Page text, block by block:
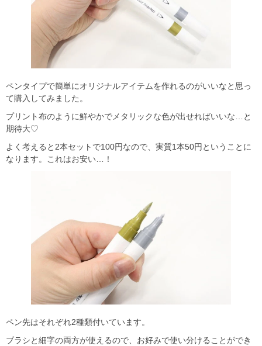
ペンタイプで簡単にオリジナルアイテムを作れるのがいいなと思っ
て購入してみました。
プリント布のように鮮やかでメタリックな色が出せればいいな…と
期待大♡
よく考えると2本セットで100円なので、実質1本50円ということに
なります。これはお安い…！
ペン先はそれぞれ2種類付いています。
ブラシと細字の両方が使えるので、お好みで使い分けることができ